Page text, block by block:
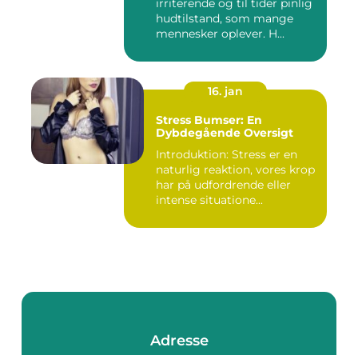
irriterende og til tider pinlig
hudtilstand, som mange
mennesker oplever. H...
16. jan
Stress Bumser: En
Dybdegående Oversigt
Introduktion: Stress er en
naturlig reaktion, vores krop
har på udfordrende eller
intense situatione...
Adresse